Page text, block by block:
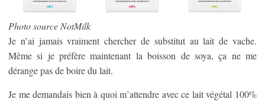
Photo source NotMilk
Je n’ai jamais vraiment chercher de substitut au lait de vache.
Même si je préfère maintenant la boisson de soya, ça ne me
dérange pas de boire du lait.
Je me demandais bien à quoi m’attendre avec ce lait végétal 100%